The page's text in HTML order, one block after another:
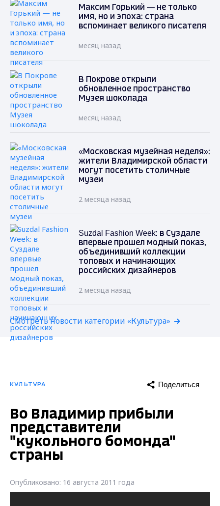
Максим Горький — не только
имя, но и эпоха: страна
вспоминает великого писателя
месяц назад
В Покрове открыли
обновленное пространство
Музея шоколада
месяц назад
«Московская музейная неделя»:
жители Владимирской области
могут посетить столичные
музеи
2 месяца назад
Suzdal Fashion Week: в Суздале
впервые прошел модный показ,
объединивший коллекции
топовых и начинающих
российских дизайнеров
2 месяца назад
Смотреть новости категории «Культура»
КУЛЬТУРА Поделиться
Во Владимир прибыли
представители
"кукольного бомонда"
страны
Опубликовано: 16 августа 2011 года